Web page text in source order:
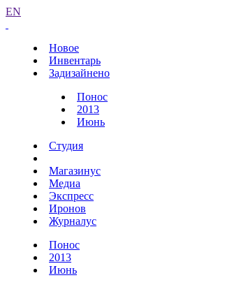
EN
Новое
Инвентарь
Задизайнено
Понос
2013
Июнь
Студия
Магазинус
Медиа
Экспресс
Иронов
Журналус
Понос
2013
Июнь